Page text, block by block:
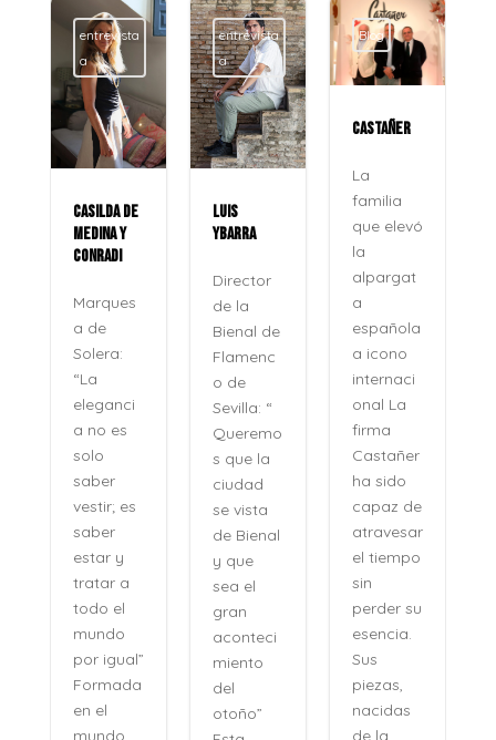
entrevista
a
CASILDA DE
MEDINA Y
CONRADI
Marques
a de
Solera:
“La
eleganci
a no es
solo
saber
vestir; es
saber
estar y
tratar a
todo el
mundo
por igual”
Formada
en el
mundo
entrevista
a
LUIS
YBARRA
Director
de la
Bienal de
Flamenc
o de
Sevilla: “
Queremo
s que la
ciudad
se vista
de Bienal
y que
sea el
gran
aconteci
miento
del
otoño”
Blog
CASTAÑER
La
familia
que elevó
la
alpargat
a
española
a icono
internaci
onal La
firma
Castañer
ha sido
capaz de
atravesar
el tiempo
sin
perder su
esencia.
Sus
piezas,
nacidas
de la